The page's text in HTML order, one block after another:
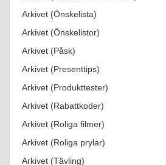
Arkivet (Önskelista)
Arkivet (Önskelistor)
Arkivet (Påsk)
Arkivet (Presenttips)
Arkivet (Produkttester)
Arkivet (Rabattkoder)
Arkivet (Roliga filmer)
Arkivet (Roliga prylar)
Arkivet (Tävling)